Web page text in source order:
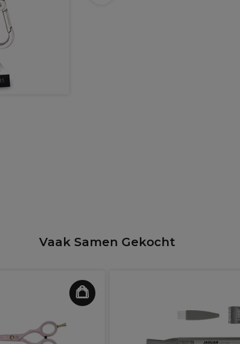
Vaak Samen Gekocht